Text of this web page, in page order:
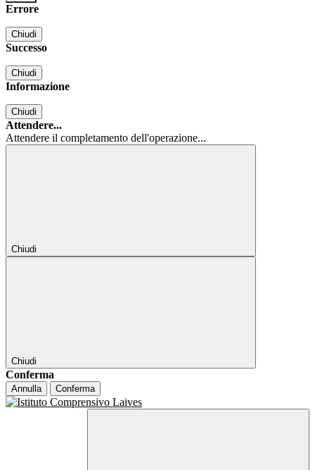
Errore
Chiudi
Successo
Chiudi
Informazione
Chiudi
Attendere...
Attendere il completamento dell'operazione...
Chiudi
Chiudi
Conferma
Annulla Conferma